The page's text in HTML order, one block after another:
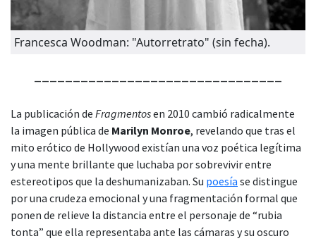
Francesca Woodman: "Autorretrato" (sin fecha).
La publicación de Fragmentosen 2010 cambió radicalmente
la imagen pública de Marilyn Monroe, revelando que tras el
mito erótico de Hollywood existían una voz poética legítima
y una mente brillante que luchaba por sobrevivir entre
estereotipos que la deshumanizaban. Su poesía se distingue
por una crudeza emocional y una fragmentación formal que
ponen de relieve la distancia entre el personaje de “rubia
tonta” que ella representaba ante las cámaras y su oscuro